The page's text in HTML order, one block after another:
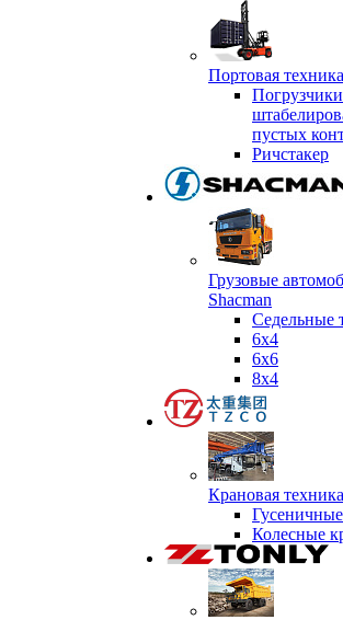
Портовая
пустых
Ричстакер
Грузовые
Shacman
Седельные
6х4
6x6
8x4
Крановая
Колесные